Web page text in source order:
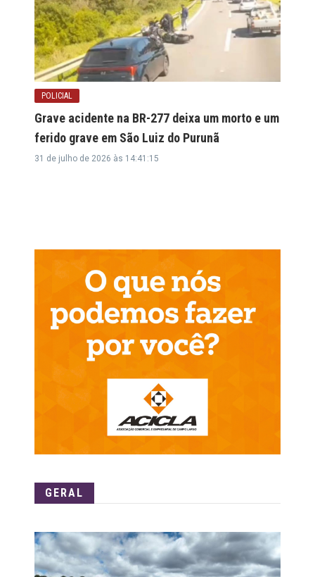
POLICIAL
Grave acidente na BR-277 deixa um morto e um
ferido grave em São Luiz do Purunã
31 de julho de 2026 às 14:41:15
GERAL